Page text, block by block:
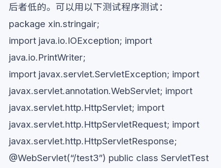
后者低的。可以用以下测试程序测试：
package xin.stringair;
import java.io.IOException; import
java.io.PrintWriter;
import javax.servlet.ServletException; import
javax.servlet.annotation.WebServlet; import
javax.servlet.http.HttpServlet; import
javax.servlet.http.HttpServletRequest; import
javax.servlet.http.HttpServletResponse;
@WebServlet(“/test3”) public class ServletTest